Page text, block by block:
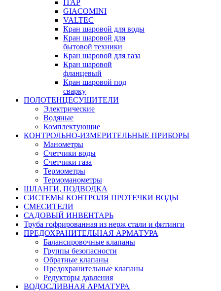
ITAP
GIACOMINI
VALTEC
Кран шаровой для воды
Кран шаровой для
бытовой техники
Кран шаровой для газа
Кран шаровой
фланцевый
Кран шаровой под
сварку
ПОЛОТЕНЦЕСУШИТЕЛИ
Электрические
Водяные
Комплектующие
КОНТРОЛЬНО-ИЗМЕРИТЕЛЬНЫЕ ПРИБОРЫ
Манометры
Счетчики воды
Счетчики газа
Термометры
Термоманометры
ШЛАНГИ, ПОДВОДКА
СИСТЕМЫ КОНТРОЛЯ ПРОТЕЧКИ ВОДЫ
СМЕСИТЕЛИ
САДОВЫЙ ИНВЕНТАРЬ
Труба гофрированная из нерж стали и фитинги
ПРЕДОХРАНИТЕЛЬНАЯ АРМАТУРА
Балансировочные клапаны
Группы безопасности
Обратные клапаны
Предохранительные клапаны
Редукторы давления
ВОДОСЛИВНАЯ АРМАТУРА